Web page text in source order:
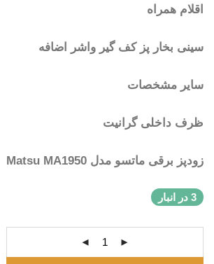
اقلام همراه
سینی بخار پز کف گیر واشر اضافه
سایر مشخصات
ظرف داخلی گرانیت
زودپز برقی ماتسو مدل Matsu MA1950
3 در انبار